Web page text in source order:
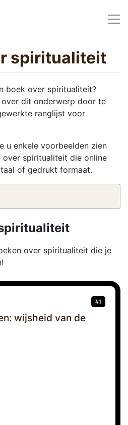
spiritualiteit
boek over spiritualiteit?
dit onderwerp door te
ranglijst voor
u enkele voorbeelden zien
over spiritualiteit die online
of gedrukt formaat.
over spiritualiteit die je
#1
wijsheid van de